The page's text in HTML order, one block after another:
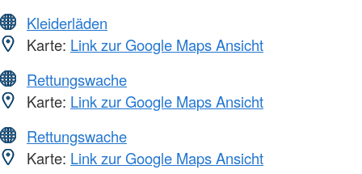
Kleiderläden
Karte: Link zur Google Maps Ansicht
Rettungswache
Karte: Link zur Google Maps Ansicht
Rettungswache
Karte: Link zur Google Maps Ansicht